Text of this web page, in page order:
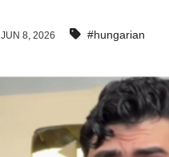
JUN 8, 2026 #hungarian